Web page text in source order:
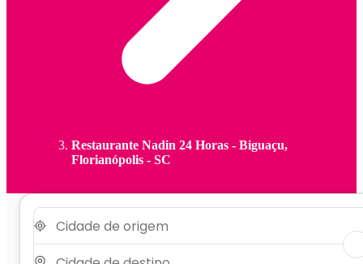
Restaurante Nadin 24 Horas - Biguaçu,
Florianópolis - SC